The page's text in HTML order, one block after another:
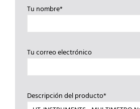
Tu nombre*
Tu correo electrónico
Descripción del producto*